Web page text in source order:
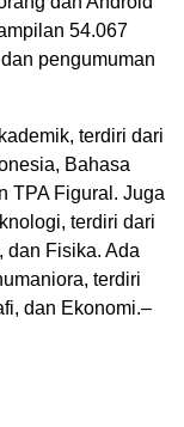
54.067
pengumuman
terdiri dari
Bahasa
TPA Figural. Juga
terdiri dari
dan Fisika. Ada
terdiri
dan Ekonomi.–